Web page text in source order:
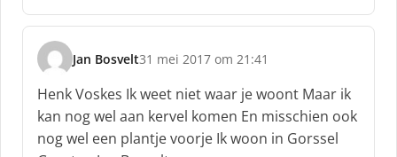
:
Jan Bosvelt
s
c
h
r
e
31 mei 2017 om 21:41
Henk Voskes Ik weet niet waar je woont Maar ik
kan nog wel aan kervel komen En misschien ook
nog wel een plantje voorje Ik woon in Gorssel